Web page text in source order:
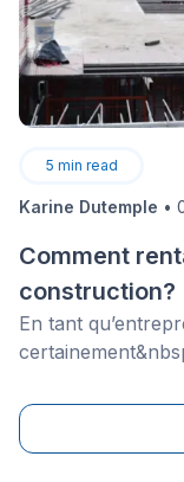
5 min read
Karine Dutemple •
Comment
construction?
En tant
votre clientèle.